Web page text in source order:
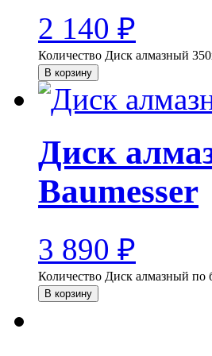
2 140 ₽
Количество Диск алмазный
В корзину
Диск
Baumesser
3 890 ₽
Количество Диск алмазный по
В корзину